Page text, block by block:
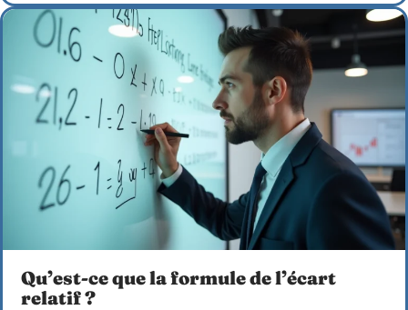
Qu’est-ce que la formule de l’écart
relatif ?